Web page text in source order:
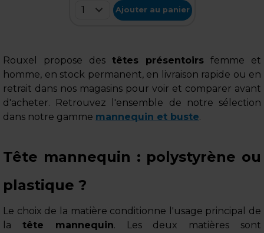
1 Ajouter au panier
Rouxel propose des têtes présentoirs femme et
homme, en stock permanent, en livraison rapide ou en
retrait dans nos magasins pour voir et comparer avant
d'acheter. Retrouvez l'ensemble de notre sélection
dans notre gamme mannequin et buste.
Tête mannequin : polystyrène ou
plastique ?
Le choix de la matière conditionne l'usage principal de
la tête mannequin. Les deux matières sont